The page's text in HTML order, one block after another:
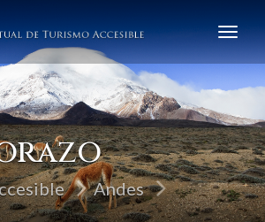
Andes